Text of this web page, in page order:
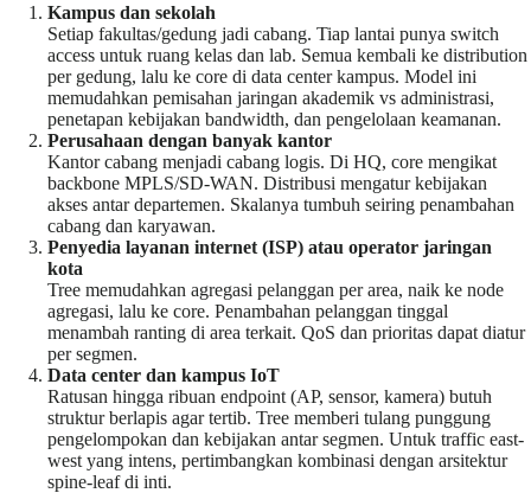
Kampus dan sekolah
Setiap fakultas/gedung jadi cabang. Tiap lantai punya switch
access untuk ruang kelas dan lab. Semua kembali ke distribution
per gedung, lalu ke core di data center kampus. Model ini
memudahkan pemisahan jaringan akademik vs administrasi,
penetapan kebijakan bandwidth, dan pengelolaan keamanan.
Perusahaan dengan banyak kantor
Kantor cabang menjadi cabang logis. Di HQ, core mengikat
backbone MPLS/SD-WAN. Distribusi mengatur kebijakan
akses antar departemen. Skalanya tumbuh seiring penambahan
cabang dan karyawan.
Penyedia layanan internet (ISP) atau operator jaringan
kota
Tree memudahkan agregasi pelanggan per area, naik ke node
agregasi, lalu ke core. Penambahan pelanggan tinggal
menambah ranting di area terkait. QoS dan prioritas dapat diatur
per segmen.
Data center dan kampus IoT
Ratusan hingga ribuan endpoint (AP, sensor, kamera) butuh
struktur berlapis agar tertib. Tree memberi tulang punggung
pengelompokan dan kebijakan antar segmen. Untuk traffic east-
west yang intens, pertimbangkan kombinasi dengan arsitektur
spine-leaf di inti.